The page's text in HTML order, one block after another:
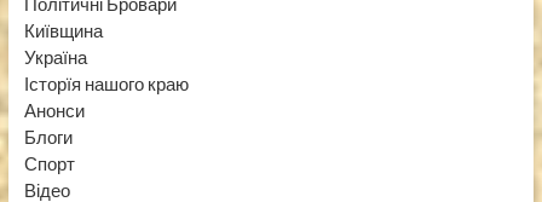
Київщина
Україна
Історїя нашого краю
Анонси
Блоги
Спорт
Відео